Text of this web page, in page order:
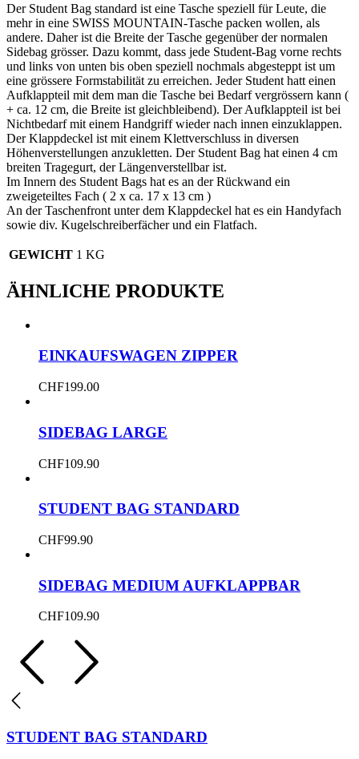
Der Student Bag standard ist eine Tasche speziell für Leute, die
mehr in eine SWISS MOUNTAIN-Tasche packen wollen, als
andere. Daher ist die Breite der Tasche gegenüber der normalen
Sidebag grösser. Dazu kommt, dass jede Student-Bag vorne rechts
und links von unten bis oben speziell nochmals abgesteppt ist um
eine grössere Formstabilität zu erreichen. Jeder Student hatt einen
Aufklappteil mit dem man die Tasche bei Bedarf vergrössern kann (
+ ca. 12 cm, die Breite ist gleichbleibend). Der Aufklappteil ist bei
Nichtbedarf mit einem Handgriff wieder nach innen einzuklappen.
Der Klappdeckel ist mit einem Klettverschluss in diversen
Höhenverstellungen anzukletten. Der Student Bag hat einen 4 cm
breiten Tragegurt, der Längenverstellbar ist.
Im Innern des Student Bags hat es an der Rückwand ein
zweigeteiltes Fach ( 2 x ca. 17 x 13 cm )
An der Taschenfront unter dem Klappdeckel hat es ein Handyfach
sowie div. Kugelschreiberfächer und ein Flatfach.
GEWICHT 1 KG
ÄHNLICHE PRODUKTE
EINKAUFSWAGEN ZIPPER
CHF199.00
SIDEBAG LARGE
CHF109.90
STUDENT BAG STANDARD
CHF99.90
SIDEBAG MEDIUM AUFKLAPPBAR
CHF109.90
STUDENT BAG STANDARD